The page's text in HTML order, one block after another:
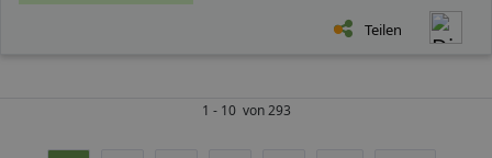
Teilen
1 - 10 von 293